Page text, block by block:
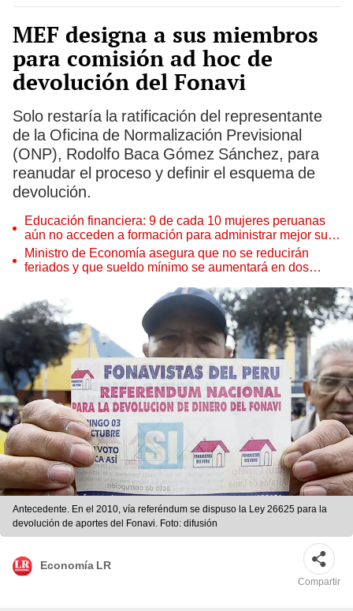
MEF designa a sus miembros
para comisión ad hoc de
devolución del Fonavi
Solo restaría la ratificación del representante
de la Oficina de Normalización Previsional
(ONP), Rodolfo Baca Gómez Sánchez, para
reanudar el proceso y definir el esquema de
devolución.
Educación financiera: 9 de cada 10 mujeres peruanas
aún no acceden a formación para administrar mejor su
dinero
Ministro de Economía asegura que no se reducirán
feriados y que sueldo mínimo se aumentará en dos
Antecedente. En el 2010, vía referéndum se dispuso la Ley 26625 para la
devolución de aportes del Fonavi. Foto: difusión
Economía LR
Compartir